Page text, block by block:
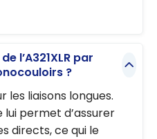
l’A321XLR par
?
les liaisons longues.
permet d’assurer
directs, ce qui le